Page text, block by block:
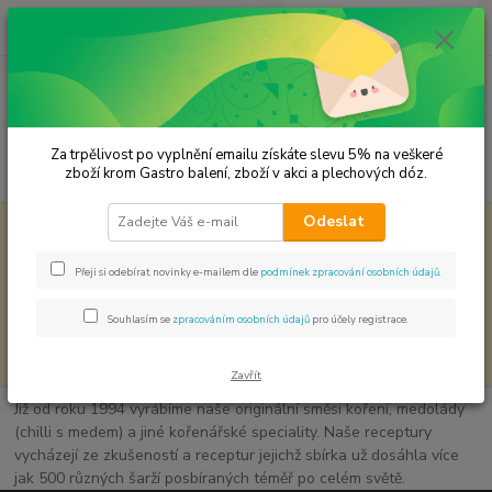
Menu
Hledat
ks
za 0,00 Kč
Tento web je přístupný jen oprávněným osobám. Heslo Vám
zašleme na požádání. Zadejte, prosím, heslo:
Již od roku 1994 vyrábíme naše originální směsi koření, medolády
(chilli s medem) a jiné kořenářské speciality. Naše receptury
vycházejí ze zkušeností a receptur jejichž sbírka už dosáhla více
jak 500 různých šarží posbíraných téměř po celém světě.
Za trpělivost po vyplnění emailu získáte slevu 5% na veškeré
zboží krom Gastro balení, zboží v akci a plechových dóz.
Odeslat
Přeji si odebírat novinky e-mailem dle podmínek zpracování osobních údajů
Souhlasím se zpracováním osobních údajů pro účely registrace.
Zavřít